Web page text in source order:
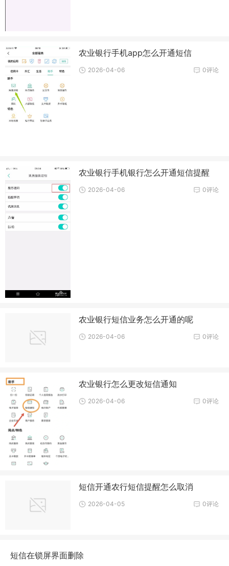
农业银行手机app怎么开通短信
0评论
2026-04-06
农业银行手机银行怎么开通短信提醒
0评论
2026-04-06
农业银行短信业务怎么开通的呢
0评论
2026-04-06
农业银行怎么更改短信通知
0评论
2026-04-06
短信开通农行短信提醒怎么取消
0评论
2026-04-05
短信在锁屏界面删除